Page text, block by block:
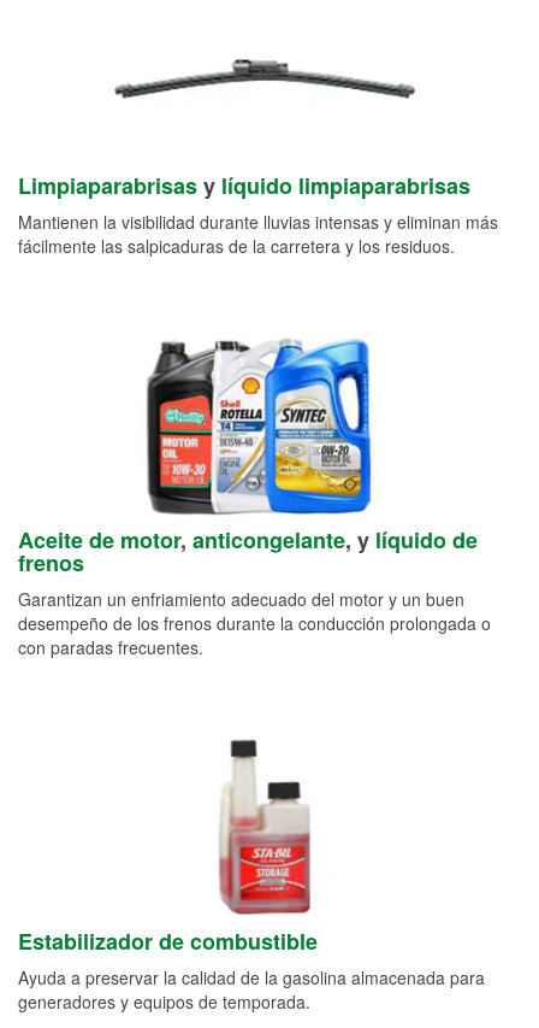
Limpiaparabrisasy líquido limpiaparabrisas
Mantienen la visibilidad durante lluvias intensas y eliminan más
fácilmente las salpicaduras de la carretera y los residuos.
Aceite de motor, anticongelante, y líquido de
frenos
Garantizan un enfriamiento adecuado del motor y un buen
desempeño de los frenos durante la conducción prolongada o
con paradas frecuentes.
Estabilizador de combustible
Ayuda a preservar la calidad de la gasolina almacenada para
generadores y equipos de temporada.